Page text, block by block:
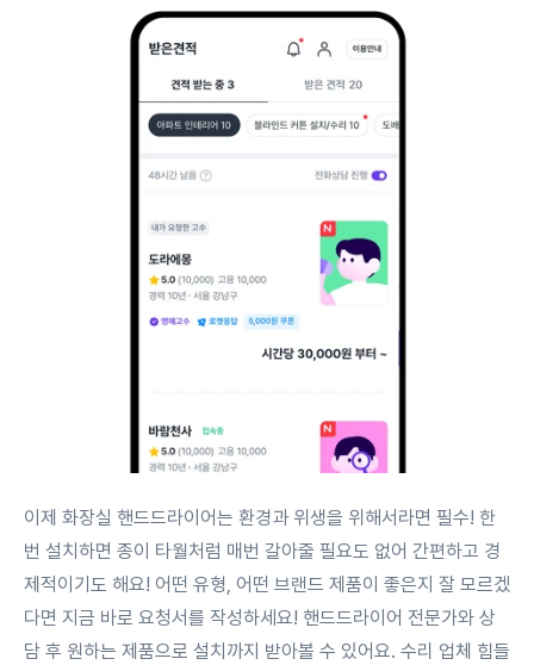
이제 화장실 핸드드라이어는 환경과 위생을 위해서라면 필수! 한
번 설치하면 종이 타월처럼 매번 갈아줄 필요도 없어 간편하고 경
제적이기도 해요! 어떤 유형, 어떤 브랜드 제품이 좋은지 잘 모르겠
다면 지금 바로 요청서를 작성하세요! 핸드드라이어 전문가와 상
담 후 원하는 제품으로 설치까지 받아볼 수 있어요. 수리 업체 힘들